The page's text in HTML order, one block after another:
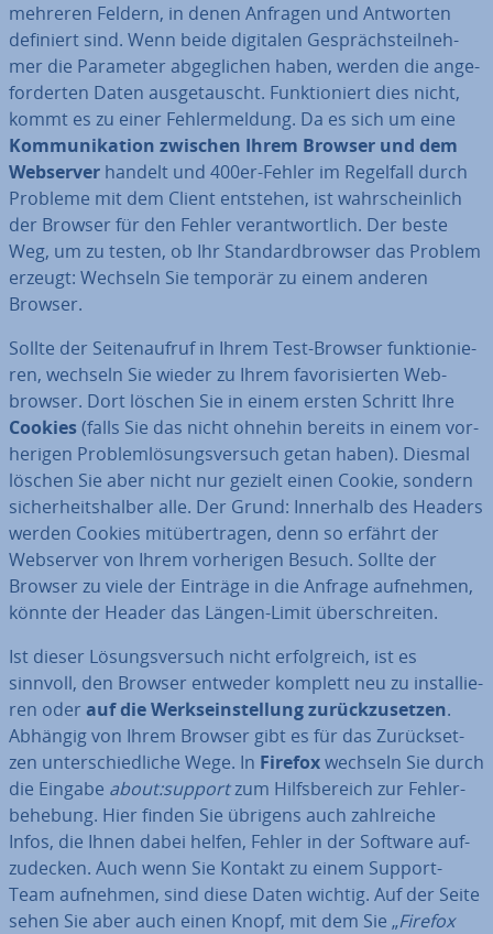
mehreren Feldern, in denen Anfragen und Antworten
definiert sind. Wenn beide digitalen Ge­sprächs­teil­neh­
mer die Parameter ab­ge­gli­chen haben, werden die an­ge­
for­der­ten Daten aus­ge­tauscht. Funk­tio­niert dies nicht,
kommt es zu einer Feh­ler­mel­dung. Da es sich um eine
Kom­mu­ni­ka­ti­on zwischen Ihrem Browser und dem
Webserver handelt und 400er-Fehler im Regelfall durch
Probleme mit dem Client entstehen, ist wahr­schein­lich
der Browser für den Fehler ver­ant­wort­lich. Der beste
Weg, um zu testen, ob Ihr Stan­dard­brow­ser das Problem
erzeugt: Wechseln Sie temporär zu einem anderen
Browser.
Sollte der Sei­ten­auf­ruf in Ihrem Test-Browser funk­tio­nie­
ren, wechseln Sie wieder zu Ihrem fa­vo­ri­sier­ten Web­
brow­ser. Dort löschen Sie in einem ersten Schritt Ihre
Cookies(falls Sie das nicht ohnehin bereits in einem vor­
he­ri­gen Pro­blem­lö­sungs­ver­such getan haben). Diesmal
löschen Sie aber nicht nur gezielt einen Cookie, sondern
si­cher­heits­hal­ber alle. Der Grund: Innerhalb des Headers
werden Cookies mit­über­tra­gen, denn so erfährt der
Webserver von Ihrem vor­he­ri­gen Besuch. Sollte der
Browser zu viele der Einträge in die Anfrage aufnehmen,
könnte der Header das Längen-Limit über­schrei­ten.
Ist dieser Lö­sungs­ver­such nicht er­folg­reich, ist es
sinnvoll, den Browser entweder komplett neu zu in­stal­lie­
ren oder auf die Werks­ein­stel­lung zu­rück­zu­set­zen.
Abhängig von Ihrem Browser gibt es für das Zu­rück­set­
zen un­ter­schied­li­che Wege. In Firefoxwechseln Sie durch
die Eingabe about:supportzum Hilfs­be­reich zur Feh­ler­
be­he­bung. Hier finden Sie übrigens auch zahl­rei­che
Infos, die Ihnen dabei helfen, Fehler in der Software auf­
zu­de­cken. Auch wenn Sie Kontakt zu einem Support-
Team aufnehmen, sind diese Daten wichtig. Auf der Seite
sehen Sie aber auch einen Knopf, mit dem Sie „Firefox